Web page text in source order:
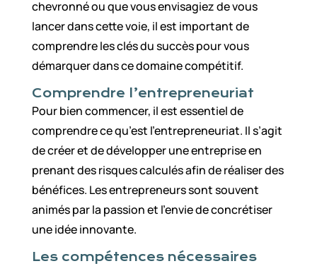
chevronné ou que vous envisagiez de vous
lancer dans cette voie, il est important de
comprendre les clés du succès pour vous
démarquer dans ce domaine compétitif.
Comprendre l’entrepreneuriat
Pour bien commencer, il est essentiel de
comprendre ce qu’est l’entrepreneuriat. Il s’agit
de créer et de développer une entreprise en
prenant des risques calculés afin de réaliser des
bénéfices. Les entrepreneurs sont souvent
animés par la passion et l’envie de concrétiser
une idée innovante.
Les compétences nécessaires